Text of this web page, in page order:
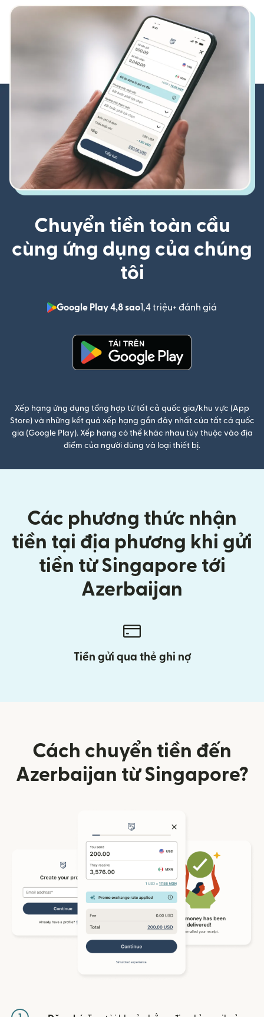
Chuyển tiền toàn cầu
cùng ứng dụng của chúng
tôi
Google Play 4,8 sao1,4 triệu+ đánh giá
Xếp hạng ứng dụng tổng hợp từ tất cả quốc gia/khu vực (App
Store) và những kết quả xếp hạng gần đây nhất của tất cả quốc
gia (Google Play). Xếp hạng có thể khác nhau tùy thuộc vào địa
điểm của người dùng và loại thiết bị.
Các phương thức nhận
tiền tại địa phương khi gửi
tiền từ Singapore tới
Azerbaijan
Tiền gửi qua thẻ ghi nợ
Cách chuyển tiền đến
Azerbaijan từ Singapore?